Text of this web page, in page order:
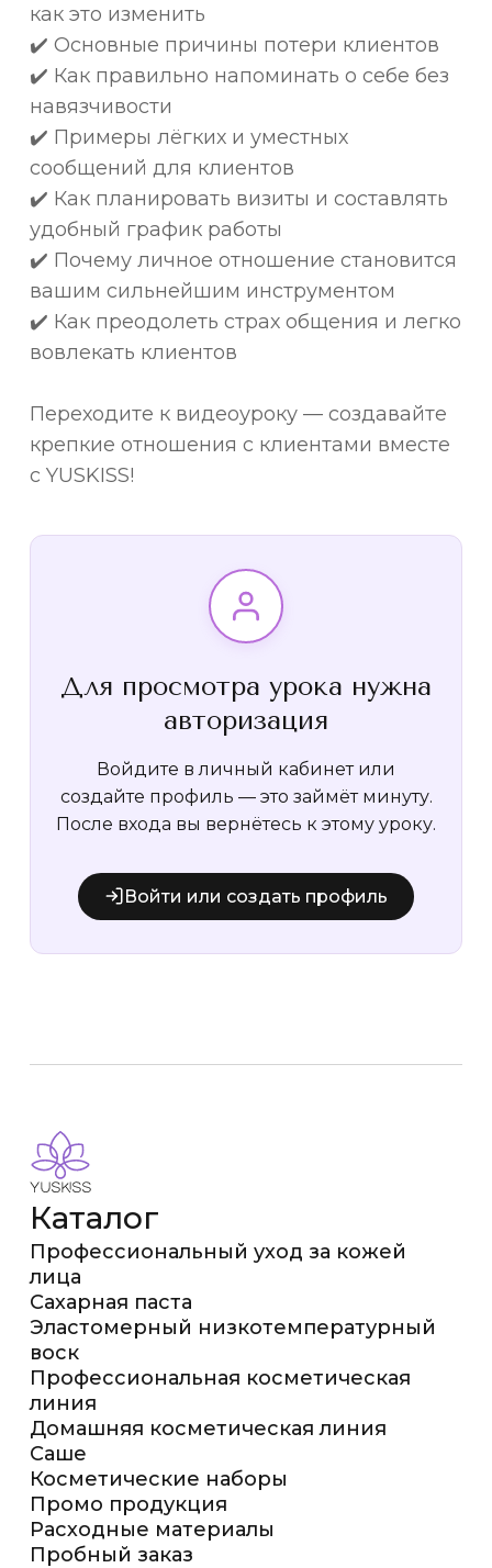
как это изменить
✔️ Основные причины потери клиентов
✔️ Как правильно напоминать о себе без
навязчивости
✔️ Примеры лёгких и уместных
сообщений для клиентов
✔️ Как планировать визиты и составлять
удобный график работы
✔️ Почему личное отношение становится
вашим сильнейшим инструментом
✔️ Как преодолеть страх общения и легко
вовлекать клиентов
Переходите к видеоуроку — создавайте
крепкие отношения с клиентами вместе
с YUSKISS!
Для просмотра урока нужна
авторизация
Войдите в личный кабинет или
создайте профиль — это займёт минуту.
После входа вы вернётесь к этому уроку.
Войти или создать профиль
Каталог
Профессиональный уход за кожей
лица
Сахарная паста
Эластомерный низкотемпературный
воск
Профессиональная косметическая
линия
Домашняя косметическая линия
Саше
Косметические наборы
Промо продукция
Расходные материалы
Пробный заказ